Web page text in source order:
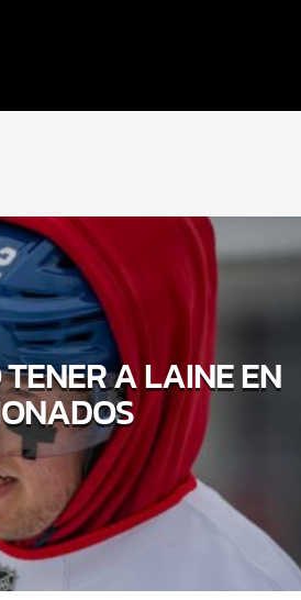
A LAINE EN